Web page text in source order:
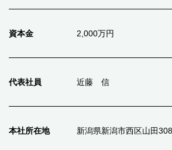
資本金 2,000万円
代表社員 近藤 信
本社所在地 新潟県新潟市西区山田